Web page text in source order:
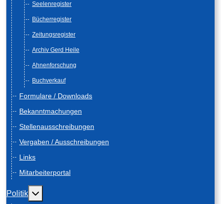
Seelenregister
Bücherregister
Zeitungsregister
Archiv Gerd Heile
Ahnenforschung
Buchverkauf
Formulare / Downloads
Bekanntmachungen
Stellenausschreibungen
Vergaben / Ausschreibungen
Links
Mitarbeiterportal
Politik Weitere Informationen: Politik